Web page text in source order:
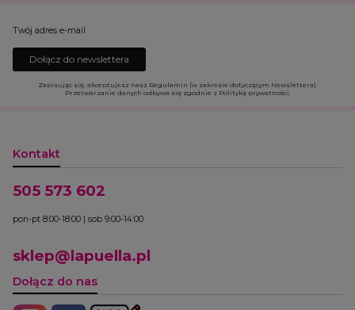
Twój adres e-mail
Dołącz do newslettera
Zapisując się, akceptujesz nasz Regulamin (w zakresie dotyczącym Newslettera).
Przetwarzanie danych odbywa się zgodnie z Polityką prywatności.
Kontakt
505 573 602
pon-pt 8:00-18:00 | sob 9:00-14:00
sklep@lapuella.pl
Dołącz do nas